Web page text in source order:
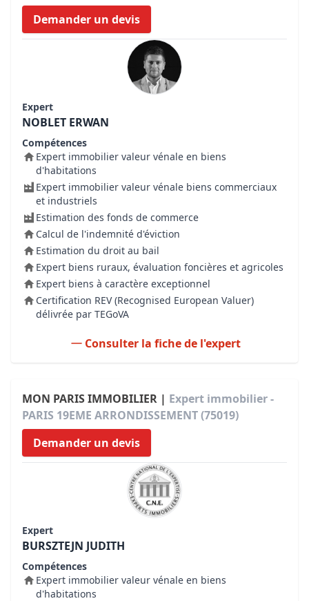
Demander un devis
Expert
NOBLET ERWAN
Compétences
Expert immobilier valeur vénale en biens
d'habitations
Expert immobilier valeur vénale biens commerciaux
et industriels
Estimation des fonds de commerce
Calcul de l'indemnité d'éviction
Estimation du droit au bail
Expert biens ruraux, évaluation foncières et agricoles
Expert biens à caractère exceptionnel
Certification REV (Recognised European Valuer)
délivrée par TEGoVA
Consulter la fiche de l'expert
MON PARIS IMMOBILIER | Expert immobilier -
PARIS 19EME ARRONDISSEMENT (75019)
Demander un devis
Expert
BURSZTEJN JUDITH
Compétences
Expert immobilier valeur vénale en biens
d'habitations